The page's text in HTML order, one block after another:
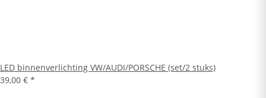
LED binnenverlichting VW/AUDI/PORSCHE (set/2 stuks)
39,00 € *